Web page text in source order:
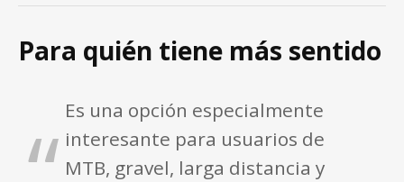
Para quién tiene más sentido
Es una opción especialmente
interesante para usuarios de
MTB, gravel, larga distancia y